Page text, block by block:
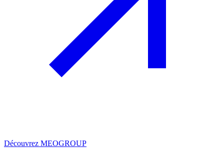
Découvrez MEOGROUP